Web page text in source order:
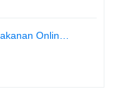
Onlin…